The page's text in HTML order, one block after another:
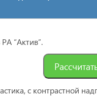
“Актив”.
с контрастной